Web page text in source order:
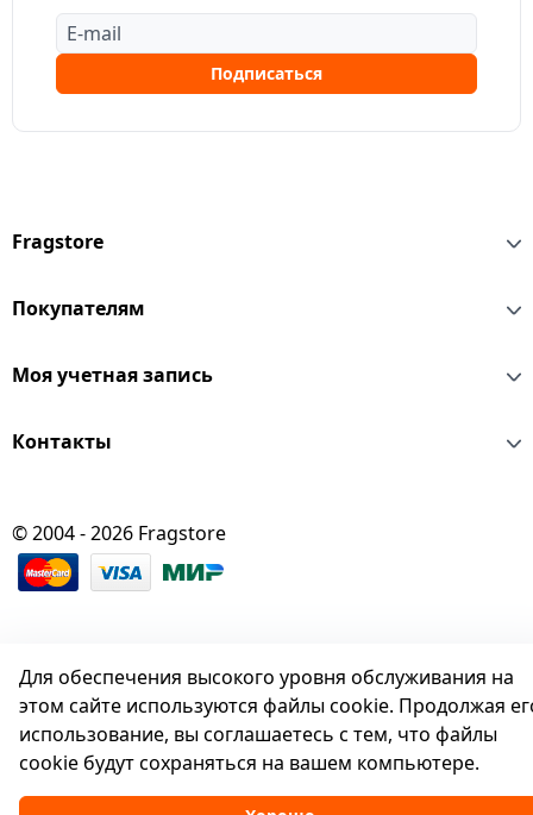
Подписаться
Fragstore
Покупателям
Моя учетная запись
Контакты
© 2004 - 2026 Fragstore
Для обеспечения высокого уровня обслуживания на
этом сайте используются файлы cookie. Продолжая
использование, вы соглашаетесь с тем, что файлы
cookie будут сохраняться на вашем компьютере.